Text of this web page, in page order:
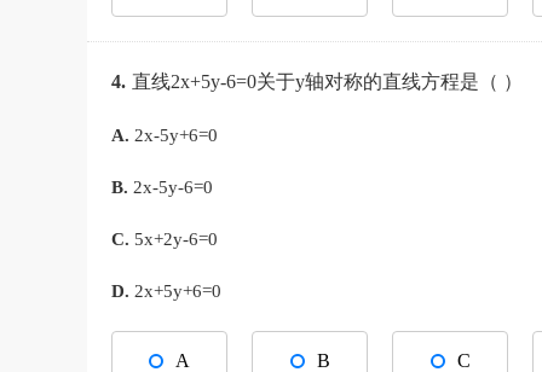
4. 直线2x+5y-6=0关于y轴对称的直线方程是（ ）
A. 2x-5y+6=0
B. 2x-5y-6=0
C. 5x+2y-6=0
D. 2x+5y+6=0
A B C